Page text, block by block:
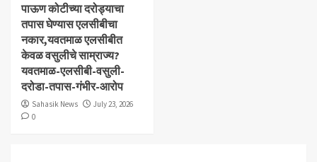
पाऊण कोटीच्या दरोड्याचा
तपास घेण्यास एलसीबीचा
नकार,यवतमाळ एलसीबीत
केवळ वसुलीचे साम्राज्य?
यवतमाळ-एलसीबी-वसुली-
दरोडा-तपास-गंभीर-आरोप
Sahasik News
July 23, 2026
0